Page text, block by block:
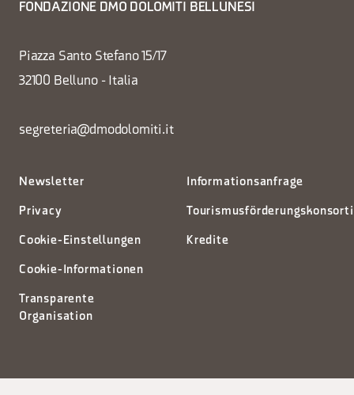
FONDAZIONE DMO DOLOMITI BELLUNESI
Piazza Santo Stefano 15/17
32100 Belluno - Italia
segreteria@dmodolomiti.it
Newsletter
Privacy
Cookie-Einstellungen
Cookie-Informationen
Transparente
Organisation
Informationsanfrage
Kredite